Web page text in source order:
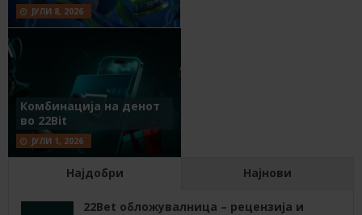
ЈУЛИ 8, 2026
Комбинација на денот
во 22Bit
ЈУЛИ 1, 2026
Најдобри Најнови
22Bet обложувалница – рецензија и